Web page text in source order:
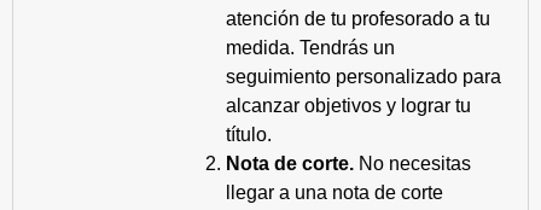
atención de tu profesorado a tu
medida. Tendrás un
seguimiento personalizado para
alcanzar objetivos y lograr tu
título.
Nota de corte. No necesitas
llegar a una nota de corte